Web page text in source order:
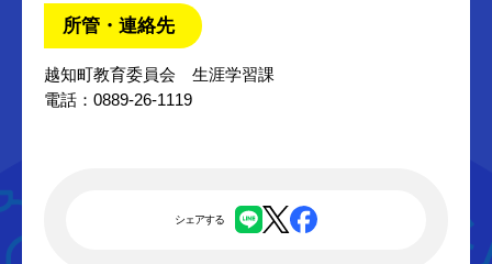
所管・連絡先
越知町教育委員会 生涯学習課
電話：0889-26-1119
シェアする